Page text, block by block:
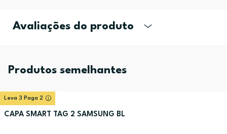
Avaliações do produto
Produtos semelhantes
Leva 3 Paga 2
CAPA SMART TAG 2 SAMSUNG BL